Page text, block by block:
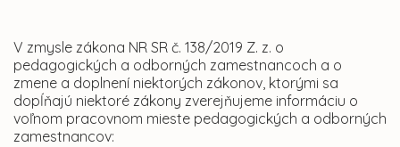
V zmysle zákona NR SR č. 138/2019 Z. z. o
pedagogických a odborných zamestnancoch a o
zmene a doplnení niektorých zákonov, ktorými sa
dopĺňajú niektoré zákony zverejňujeme informáciu o
voľnom pracovnom mieste pedagogických a odborných
zamestnancov: